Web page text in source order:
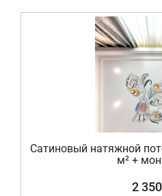
Сатиновый натяжной
м² +
2